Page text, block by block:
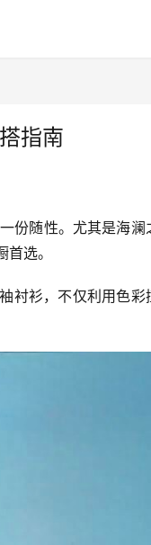
指南
份随性。尤其是海澜
选。
衬衫，不仅利用色彩